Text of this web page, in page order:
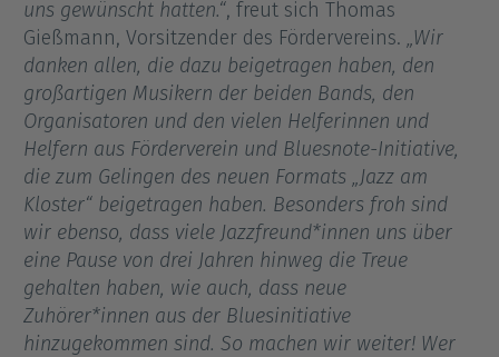
uns gewünscht hatten.“, freut sich Thomas
Gießmann, Vorsitzender des Fördervereins. „Wir
danken allen, die dazu beigetragen haben, den
großartigen Musikern der beiden Bands, den
Organisatoren und den vielen Helferinnen und
Helfern aus Förderverein und Bluesnote-Initiative,
die zum Gelingen des neuen Formats „Jazz am
Kloster“ beigetragen haben. Besonders froh sind
wir ebenso, dass viele Jazzfreund*innen uns über
eine Pause von drei Jahren hinweg die Treue
gehalten haben, wie auch, dass neue
Zuhörer*innen aus der Bluesinitiative
hinzugekommen sind. So machen wir weiter! Wer